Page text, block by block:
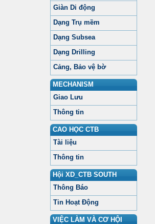
Giàn Di động
Dạng Trụ mềm
Dạng Subsea
Dạng Drilling
Cảng, Bảo vệ bờ
MECHANISM
Giao Lưu
Thông tin
CAO HỌC CTB
Tài liệu
Thông tin
Hội XD_CTB SOUTH
Thông Báo
Tin Hoạt Động
VIỆC LÀM VÀ CƠ HỘI